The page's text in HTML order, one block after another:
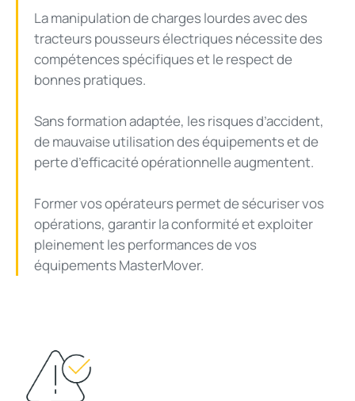
La manipulation de charges lourdes avec des
tracteurs pousseurs électriques nécessite des
compétences spécifiques et le respect de
bonnes pratiques.
Sans formation adaptée, les risques d’accident,
de mauvaise utilisation des équipements et de
perte d’efficacité opérationnelle augmentent.
Former vos opérateurs permet de sécuriser vos
opérations, garantir la conformité et exploiter
pleinement les performances de vos
équipements MasterMover.